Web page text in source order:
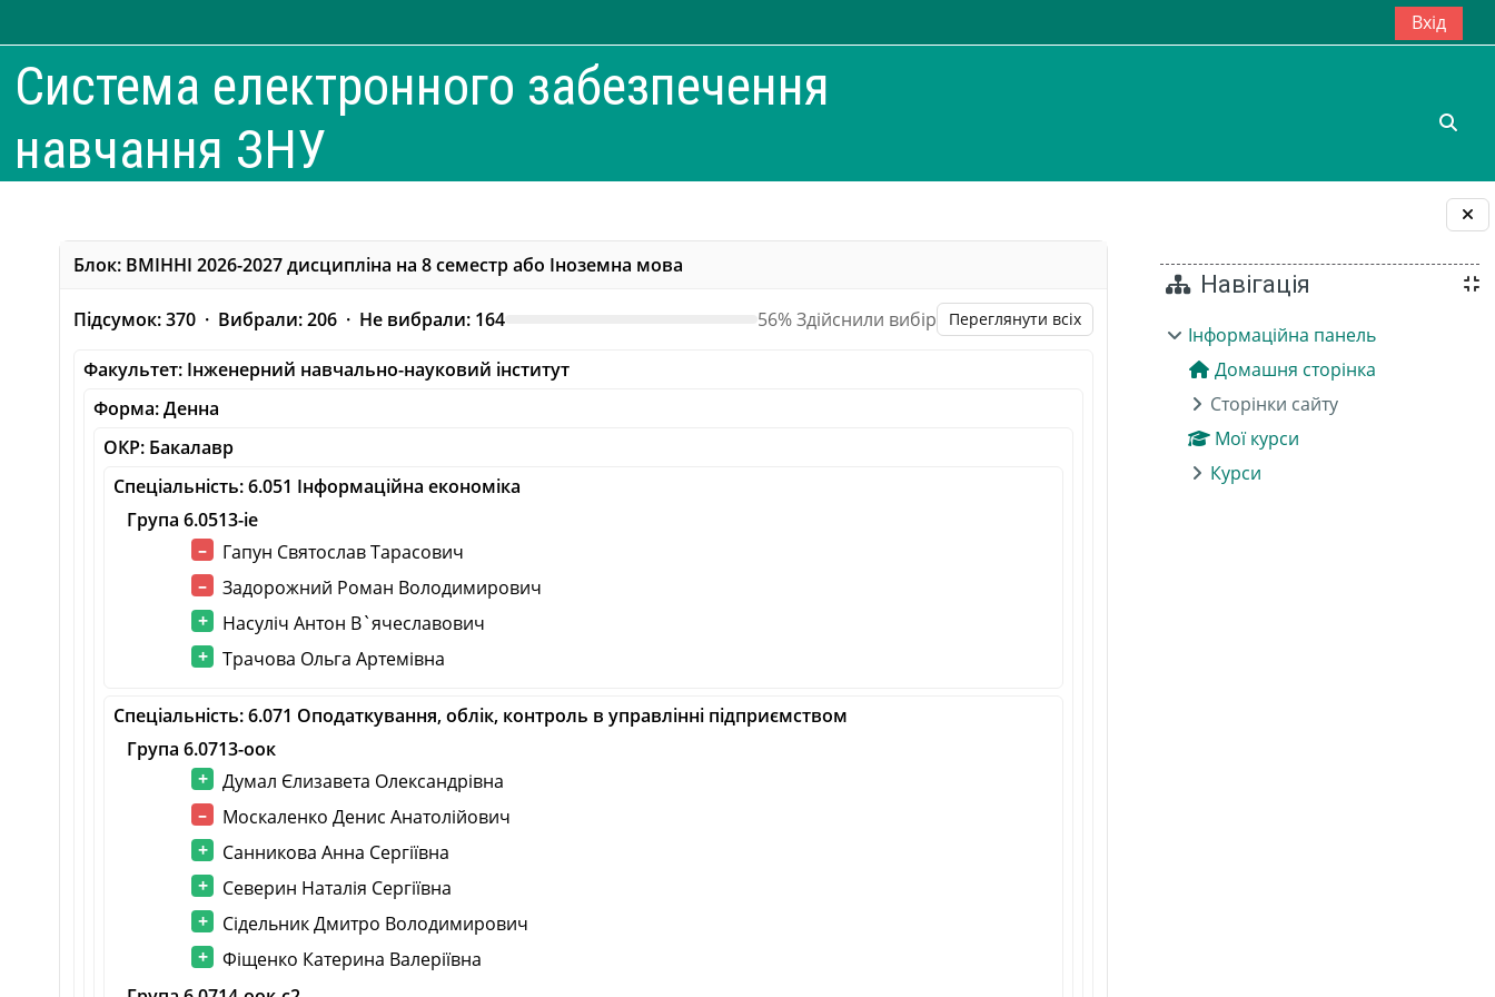
БлокиНавігація
Інформаційна панель
Домашня сторінка
Сторінки сайту
Мої курси
Курси
Вхід
Система електронного забезпечення
навчання ЗНУ
Блок: ВМІННІ 2026-2027 дисципліна на 8 семестр або Іноземна мова
Підсумок: 370 · Вибрали: 206 · Не вибрали: 164 56% Здійснили вибір Переглянути всіх
Факультет: Інженерний навчально-науковий інститут
Форма: Денна
ОКР: Бакалавр
Спеціальність: 6.051 Інформаційна економіка
Група 6.0513-іе
Гапун Святослав Тарасович
Задорожний Роман Володимирович
Насуліч Антон В`ячеславович
Трачова Ольга Артемівна
Спеціальність: 6.071 Оподаткування, облік, контроль в управлінні підприємством
Група 6.0713-оок
Думал Єлизавета Олександрівна
Москаленко Денис Анатолійович
Санникова Анна Сергіївна
Северин Наталія Сергіївна
Сідельник Дмитро Володимирович
Фіщенко Катерина Валеріївна